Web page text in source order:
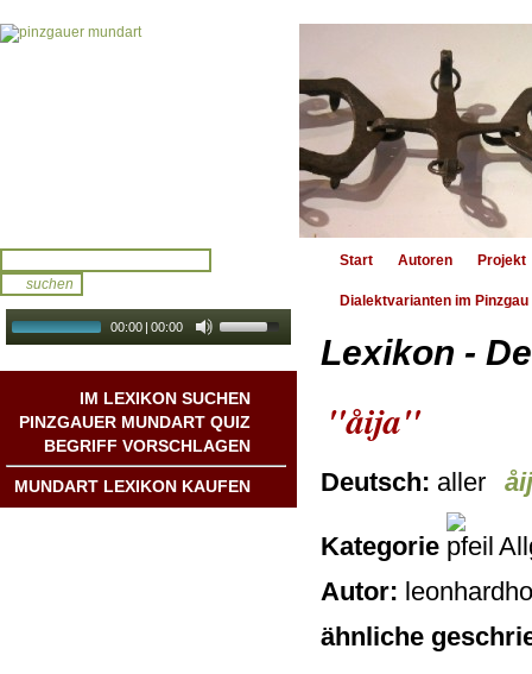
00:00 | 00:00
IM LEXIKON SUCHEN
PINZGAUER MUNDART QUIZ
BEGRIFF VORSCHLAGEN
MUNDART LEXIKON KAUFEN
Start Autoren Projekt
Dialektvarianten im Pinzgau
Lexikon -
"åija"
Deutsch: aller
Kategorie
Autor:
ähnliche